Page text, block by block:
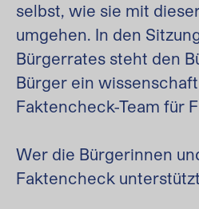
selbst, wie sie mit
umgehen. In den
Bürgerrates steht den
Bürger ein
Faktencheck-Team für
Wer die Bürgerinnen
Faktencheck